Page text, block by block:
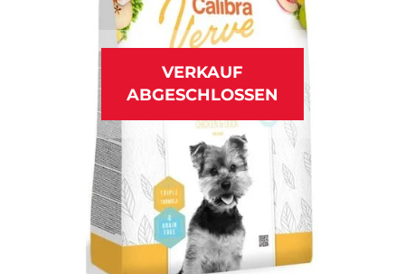
VERKAUF
ABGESCHLOSSEN